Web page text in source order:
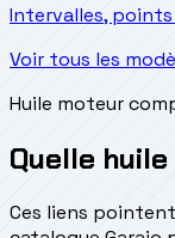
Intervalles, points
Voir tous les
Huile moteur
Quelle
Ces liens